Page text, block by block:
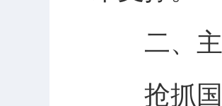
二、主
抢抓国